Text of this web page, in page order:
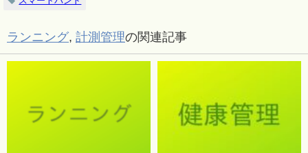
ランニング 計測管理の関連記事